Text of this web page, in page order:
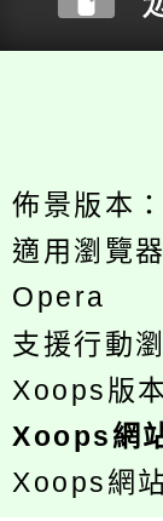
佈景版本：
適用瀏覽
Opera
支援行動
Xoops版本
Xoops網
Xoops網